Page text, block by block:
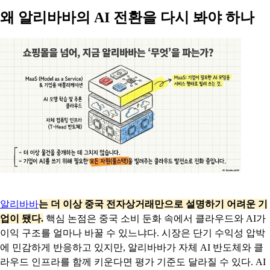
왜 알리바바의 AI 전환을 다시 봐야 하나
알리바바는 더 이상 중국 전자상거래만으로 설명하기 어려운 기
업이 됐다. 핵심 논점은 중국 소비 둔화 속에서 클라우드와 AI가
이익 구조를 얼마나 바꿀 수 있느냐다. 시장은 단기 수익성 압박
에 민감하게 반응하고 있지만, 알리바바가 자체 AI 반도체와 클
라우드 인프라를 함께 키운다면 평가 기준도 달라질 수 있다. AI